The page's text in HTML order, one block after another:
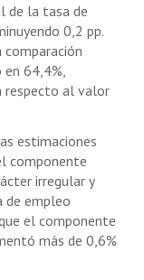
de la tasa de
0,2 pp.
64,4%,
respecto al valor
estimaciones
componente
irregular y
de empleo
el componente
más de 0,6%